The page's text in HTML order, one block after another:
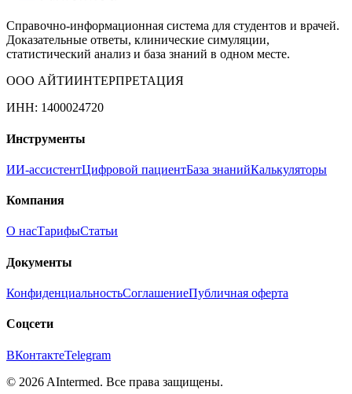
Справочно-информационная система для студентов и врачей.
Доказательные ответы, клинические симуляции,
статистический анализ и база знаний в одном месте.
ООО АЙТИИНТЕРПРЕТАЦИЯ
ИНН: 1400024720
Инструменты
ИИ-ассистентЦифровой пациентБаза знанийКалькуляторы
Компания
О насТарифыСтатьи
Документы
КонфиденциальностьСоглашениеПубличная оферта
Соцсети
ВКонтактеTelegram
© 2026 AIntermed. Все права защищены.